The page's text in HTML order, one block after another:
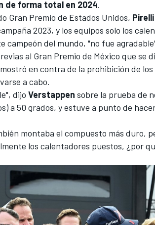
de forma total en 2024.
Gran Premio de Estados Unidos, Pirelli
2023, y los equipos solo los
campeón del mundo, "no fue
al Gran Premio de México que se
en contra de la prohibición de
a cabo.
dijo Verstappen sobre la prueba de
a 50 grados, y estuve a punto de
montaba el compuesto más duro,
los calentadores puestos, ¿por